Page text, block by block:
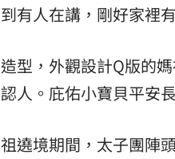
有人在講，剛好家裡
型，外觀設計Q版的
人。庇佑小寶貝平安
遶境期間，太子團陣